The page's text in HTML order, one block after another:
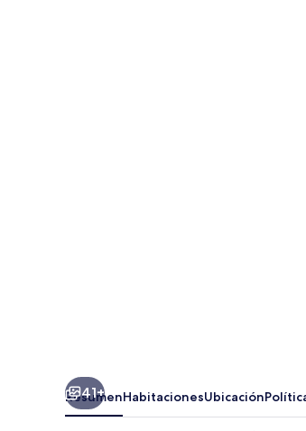
41+
ResumenHabitacionesUbicación